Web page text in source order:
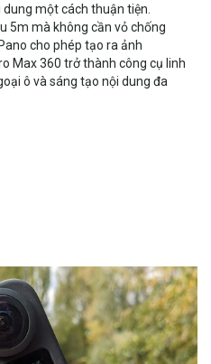
một cách thuận tiện.
5m mà không cần vỏ chống
cho phép tạo ra ảnh
Max 360 trở thành công cụ linh
ô và sáng tạo nội dung đa